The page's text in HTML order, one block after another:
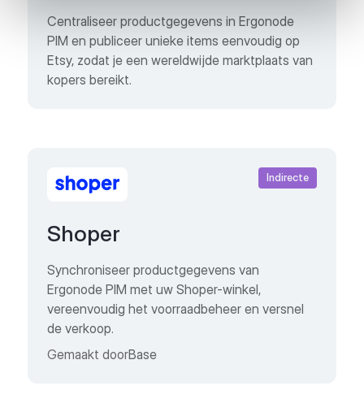
Centraliseer productgegevens in Ergonode
PIM en publiceer unieke items eenvoudig op
Etsy, zodat je een wereldwijde marktplaats van
kopers bereikt.
Indirecte
Shoper
Synchroniseer productgegevens van
Ergonode PIM met uw Shoper-winkel,
vereenvoudig het voorraadbeheer en versnel
de verkoop.
Gemaakt doorBase